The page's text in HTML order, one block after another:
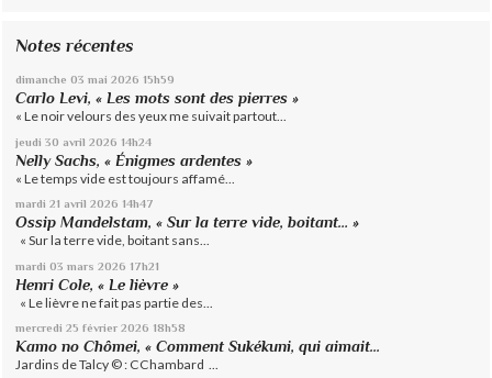
Notes récentes
dimanche 03 mai 2026 15h59
Carlo Levi, « Les mots sont des pierres »
« Le noir velours des yeux me suivait partout...
jeudi 30 avril 2026 14h24
Nelly Sachs, « Énigmes ardentes »
« Le temps vide est toujours affamé...
mardi 21 avril 2026 14h47
Ossip Mandelstam, « Sur la terre vide, boitant… »
« Sur la terre vide, boitant sans...
mardi 03 mars 2026 17h21
Henri Cole, « Le lièvre »
« Le lièvre ne fait pas partie des...
mercredi 25 février 2026 18h58
Kamo no Chômei, « Comment Sukékuni, qui aimait...
Jardins de Talcy © : CChambard ...